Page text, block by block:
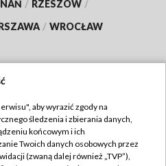
/ RZESZÓW /
/ WROCŁAW
TVP
TVP
aby wyrazić zgody na
śledzenia i zbierania danych,
końcowym i ich
Twoich danych osobowych przez
(zwaną dalej również „TVP”),